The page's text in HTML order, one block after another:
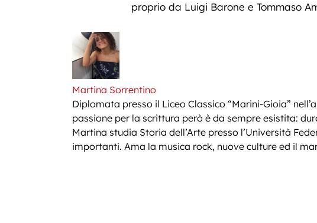
proprio da Luigi Barone e Tommaso
Martina Sorrentino
Diplomata presso il Liceo Classico “Marini-Gioia”
passione per la scrittura però è da sempre esistita:
Martina studia Storia dell’Arte presso l’Università
importanti. Ama la musica rock, nuove culture ed il